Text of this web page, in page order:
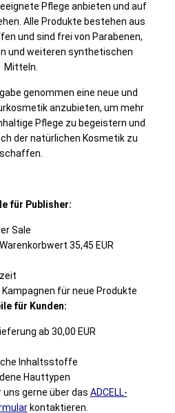
Pflege anbieten und auf
Alle Produkte bestehen aus
und sind frei von Parabenen,
und weiteren synthetischen
Mitteln.
genommen eine neue und
anzubieten, um mehr
Pflege zu begeistern und
der natürlichen Kosmetik zu
schaffen.
für Publisher:
Sale
35,45 EUR
für neue Produkte
für Kunden:
ab 30,00 EUR
Inhaltsstoffe
Hauttypen
uns gerne über das ADCELL-
kontaktieren.